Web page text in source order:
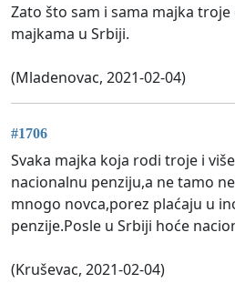
Zato što sam i sama majka troje
majkama u Srbiji.
(Mladenovac, 2021-02-04)
#1706
Svaka majka koja rodi troje i
nacionalnu penziju,a ne tamo
mnogo novca,porez plaćaju u
penzije.Posle u Srbiji hoće
(Kruševac, 2021-02-04)